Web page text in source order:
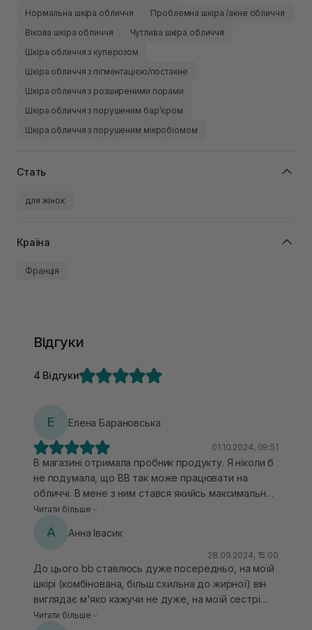
Нормальна шкіра обличчя
Проблемна шкіра /акне обличчя
Вікова шкіра обличчя
Чутлива шкіра обличчя
Шкіра обличчя з куперозом
Шкіра обличчя з пігментацією/постакне
Шкіра обличчя з розширеними порами
Шкіра обличчя з порушеним барʼєром
Шкіра обличчя з порушеним мікробіомом
Стать
для жінок
Країна
Франція
Відгуки
4 Відгуки
Е Елена Барановська
01.10.2024, 09:51
В магазині отримала пробник продукту. Я ніколи б
не подумала, що ВВ так може працювати на
обличчі. В мене з ним стався якийсь максимальний
конект. Мушу зазначити, що маю комбі шкіру. Засіб
Якщо не дати зволоження для шкіри до нанесення
даного продукту, він ляже нерівномірно,
підкреслить сухість та всі нерівності. Перед ним в
мене моя звичайна ранкова рутина: тонізація,
сироватка на спф. Потрібно його зовсім трохи,
спонжем тушується чудово, без відчуття маски,
Читати більше
А Анна Івасик
28.09.2024, 15:00
До цього bb ставлюсь дуже посередньо, на моїй
шкірі (комбінована, більш схильна до жирної) він
виглядає м'яко кажучи не дуже, на моїй сестрі
також, протягом дня скочується, окислюється і
Читати більше